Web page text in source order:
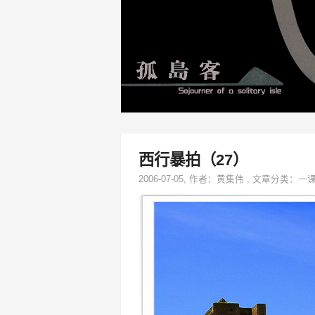
西行暴拍（27）
2006-07-05, 作者： 黄集伟 , 文章分类： 一